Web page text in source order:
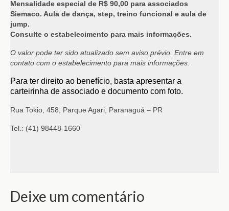
Mensalidade especial de R$ 90,00 para associados
Siemaco. Aula de dança, step, treino funcional e aula de
jump.
Consulte o estabelecimento para mais informações.
O valor pode ter sido atualizado sem aviso prévio. Entre em
contato com o estabelecimento para mais informações.
Para ter direito ao benefício, basta apresentar a
carteirinha de associado e documento com foto.
Rua Tokio, 458, Parque Agari, Paranaguá – PR
Tel.: (41) 98448-1660
Deixe um comentário